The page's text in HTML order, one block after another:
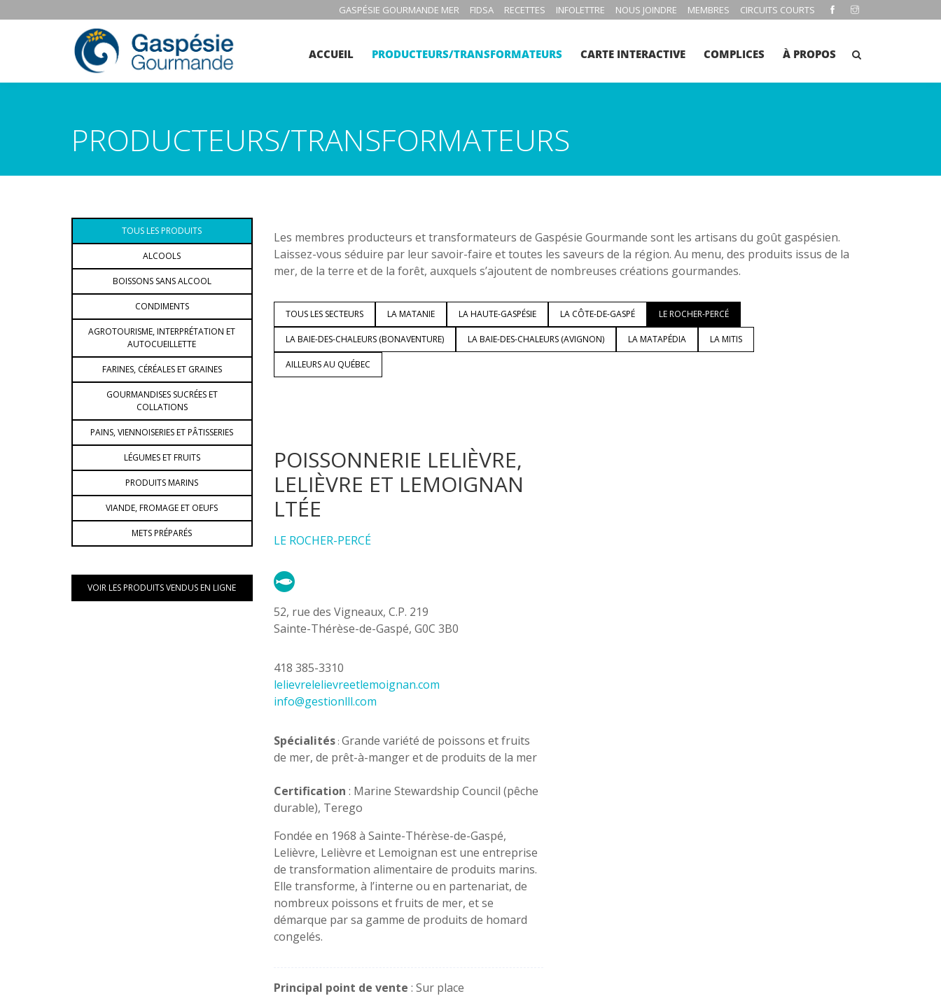
GASPÉSIE GOURMANDE MER FIDSA RECETTES INFOLETTRE NOUS JOINDRE MEMBRES CIRCUITS COURTS
ACCUEIL PRODUCTEURS/TRANSFORMATEURS CARTE INTERACTIVE COMPLICES À PROPOS
PRODUCTEURS/TRANSFORMATEURS
TOUS LES PRODUITS
ALCOOLS
BOISSONS SANS ALCOOL
CONDIMENTS
AGROTOURISME, INTERPRÉTATION ET
AUTOCUEILLETTE
FARINES, CÉRÉALES ET GRAINES
GOURMANDISES SUCRÉES ET
COLLATIONS
PAINS, VIENNOISERIES ET PÂTISSERIES
LÉGUMES ET FRUITS
PRODUITS MARINS
VIANDE, FROMAGE ET OEUFS
METS PRÉPARÉS
VOIR LES PRODUITS VENDUS EN LIGNE
Les membres producteurs et transformateurs de Gaspésie Gourmande sont les artisans du goût gaspésien.
Laissez-vous séduire par leur savoir-faire et toutes les saveurs de la région. Au menu, des produits issus de la
mer, de la terre et de la forêt, auxquels s’ajoutent de nombreuses créations gourmandes.
TOUS LES SECTEURS LA MATANIE LA HAUTE-GASPÉSIE LA CÔTE-DE-GASPÉ LE ROCHER-PERCÉ
LA BAIE-DES-CHALEURS (BONAVENTURE) LA BAIE-DES-CHALEURS (AVIGNON) LA MATAPÉDIA LA MITIS
AILLEURS AU QUÉBEC
POISSONNERIE LELIÈVRE,
LELIÈVRE ET LEMOIGNAN
LTÉE
LE ROCHER-PERCÉ
52, rue des Vigneaux, C.P. 219
Sainte-Thérèse-de-Gaspé, G0C 3B0
418 385-3310
lelievrelelievreetlemoignan.com
info@gestionlll.com
Spécialités: Grande variété de poissons et fruits
de mer, de prêt-à-manger et de produits de la mer
Certification : Marine Stewardship Council (pêche
durable), Terego
Fondée en 1968 à Sainte-Thérèse-de-Gaspé,
Lelièvre, Lelièvre et Lemoignan est une entreprise
de transformation alimentaire de produits marins.
Elle transforme, à l’interne ou en partenariat, de
nombreux poissons et fruits de mer, et se
démarque par sa gamme de produits de homard
congelés.
Principal point de vente : Sur place